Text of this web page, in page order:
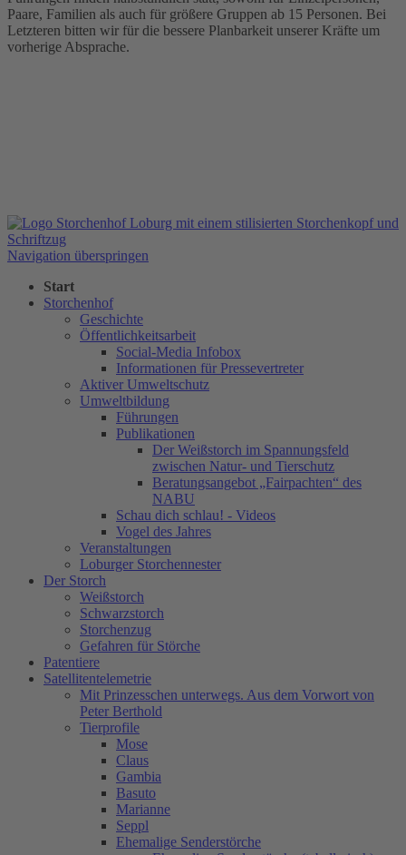
Paare, Familien als auch für größere Gruppen ab 15 Personen. Bei
Letzteren bitten wir für die bessere Planbarkeit unserer Kräfte um
vorherige Absprache.
Navigation überspringen
Start
Storchenhof
Geschichte
Öffentlichkeitsarbeit
Social-Media Infobox
Informationen für Pressevertreter
Aktiver Umweltschutz
Umweltbildung
Führungen
Publikationen
Der Weißstorch im Spannungsfeld
zwischen Natur- und Tierschutz
Beratungsangebot „Fairpachten“ des
NABU
Schau dich schlau! - Videos
Vogel des Jahres
Veranstaltungen
Loburger Storchennester
Der Storch
Weißstorch
Schwarzstorch
Storchenzug
Gefahren für Störche
Patentiere
Satellitentelemetrie
Mit Prinzesschen unterwegs. Aus dem Vorwort von
Peter Berthold
Tierprofile
Mose
Claus
Gambia
Basuto
Marianne
Seppl
Ehemalige Senderstörche